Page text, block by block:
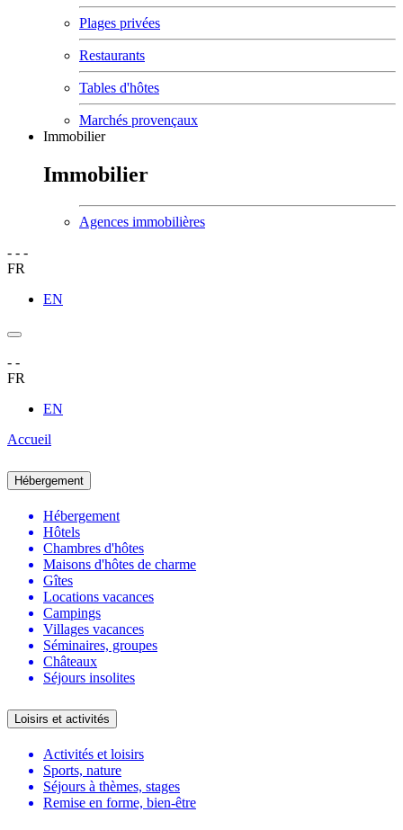
Plages privées
Restaurants
Tables d'hôtes
Marchés provençaux
Immobilier
Immobilier
Agences immobilières
- - -
FR
EN
- -
FR
EN
Accueil
Hébergement
Hébergement
Hôtels
Chambres d'hôtes
Maisons d'hôtes de charme
Gîtes
Locations vacances
Campings
Villages vacances
Séminaires, groupes
Châteaux
Séjours insolites
Loisirs et activités
Activités et loisirs
Sports, nature
Séjours à thèmes, stages
Remise en forme, bien-être